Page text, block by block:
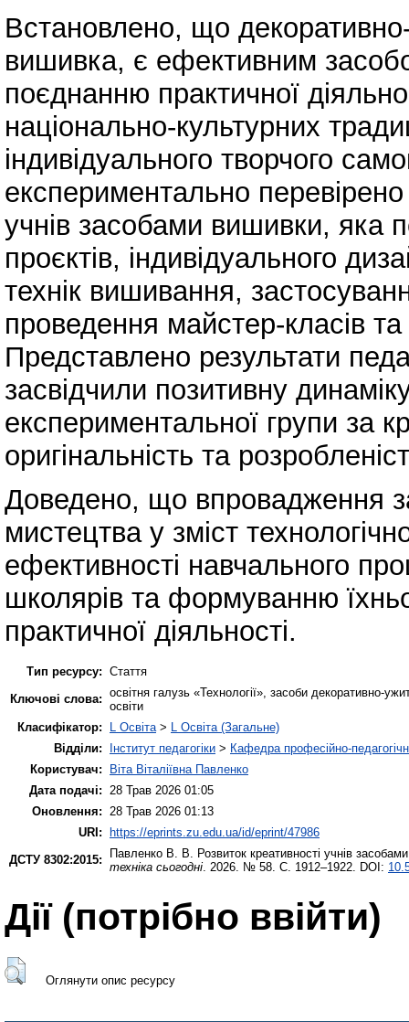
Встановлено, що
вишивка, є ефективним
поєднанню практичної
національно-культурних
індивідуального творчого
експериментально
учнів засобами вишивки, яка
проєктів, індивідуального
технік вишивання,
проведення майстер-класів та
Представлено результати
засвідчили позитивну
експериментальної групи за
оригінальність та
Доведено, що впровадження
мистецтва у зміст
ефективності навчального
школярів та формуванню
практичної діяльності.
Тип ресурсу: Стаття
Ключові слова: освітня галузь «Технології», засоби декоративно-
освіти
Класифікатор:
L Освіта> L Освіта (Загальне)
Відділи:
Інститут педагогіки > Кафедра професійно-
Користувач:
Віта Віталіївна Павленко
Дата подачі: 28 Трав 2026 01:05
Оновлення: 28 Трав 2026 01:13
URI:
https://eprints.zu.edu.ua/id/eprint/47986
ДСТУ 8302:2015:
Павленко В. В. Розвиток креативності учнів
техніка сьогодні. 2026. № 58. С. 1912–1922. DOI:
Дії ​​(потрібно ввійти)
Оглянути опис ресурсу